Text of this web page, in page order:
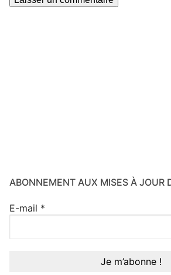
ABONNEMENT AUX MISES À JOUR
E-mail *